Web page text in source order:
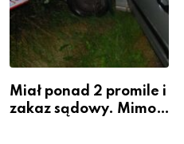
Miał ponad 2 promile i
zakaz sądowy. Mimo